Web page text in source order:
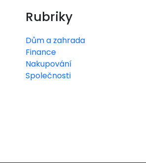
Rubriky
Dům a zahrada
Finance
Nakupování
Společnosti